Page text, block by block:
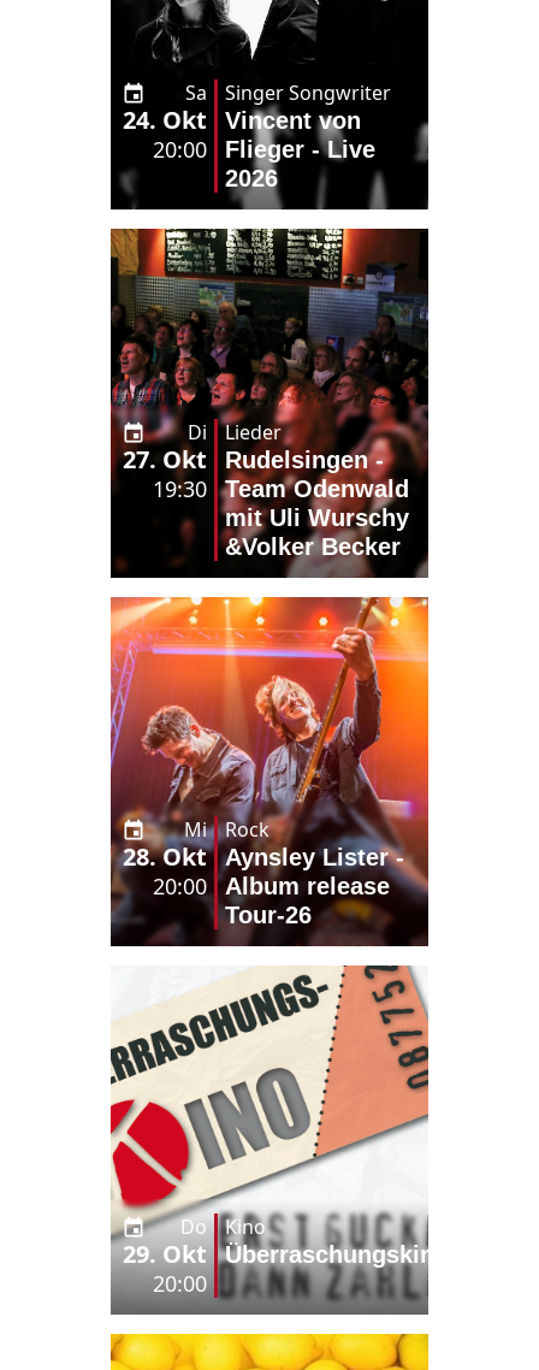
Sa
24. Okt
20:00
Singer Songwriter
Vincent von
Flieger - Live
2026
Di
27. Okt
19:30
Lieder
Rudelsingen -
Team Odenwald
mit Uli Wurschy
&Volker Becker
Mi
28. Okt
20:00
Rock
Aynsley Lister -
Album release
Tour-26
Do
29. Okt
20:00
Kino
Überraschungskino